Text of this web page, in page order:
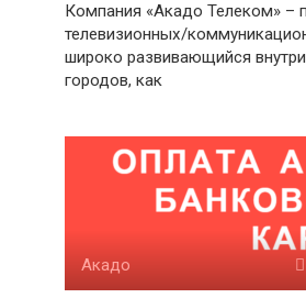
Компания «Акадо Телеком» –
телевизионных/
широко развивающийся
городов, как
Акадо